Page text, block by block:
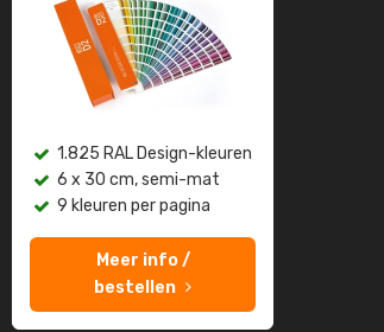
1.825 RAL Design-kleuren
6 x 30 cm, semi-mat
9 kleuren per pagina
Meer info /
bestellen